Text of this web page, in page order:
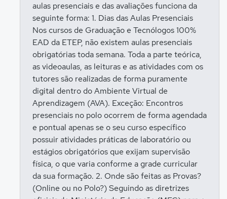
aulas presenciais e das avaliações funciona da
seguinte forma: 1. Dias das Aulas Presenciais
Nos cursos de Graduação e Tecnólogos 100%
EAD da ETEP, não existem aulas presenciais
obrigatórias toda semana. Toda a parte teórica,
as videoaulas, as leituras e as atividades com os
tutores são realizadas de forma puramente
digital dentro do Ambiente Virtual de
Aprendizagem (AVA). Exceção: Encontros
presenciais no polo ocorrem de forma agendada
e pontual apenas se o seu curso específico
possuir atividades práticas de laboratório ou
estágios obrigatórios que exijam supervisão
física, o que varia conforme a grade curricular
da sua formação. 2. Onde são feitas as Provas?
(Online ou no Polo?) Seguindo as diretrizes